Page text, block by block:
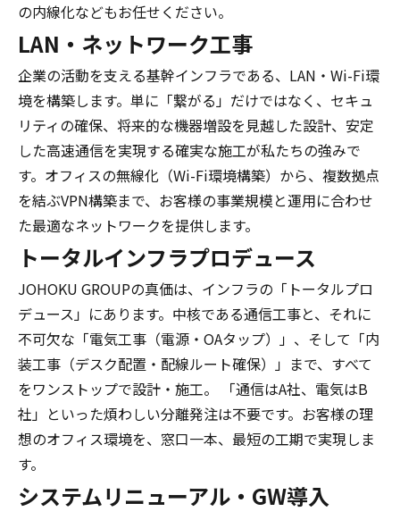
の内線化などもお任せください。
LAN・ネットワーク工事
企業の活動を支える基幹インフラである、LAN・Wi-Fi環
境を構築します。単に「繋がる」だけではなく、セキュ
リティの確保、将来的な機器増設を見越した設計、安定
した高速通信を実現する確実な施工が私たちの強みで
す。オフィスの無線化（Wi-Fi環境構築）から、複数拠点
を結ぶVPN構築まで、お客様の事業規模と運用に合わせ
た最適なネットワークを提供します。
トータルインフラプロデュース
JOHOKU GROUPの真価は、インフラの「トータルプロ
デュース」にあります。中核である通信工事と、それに
不可欠な「電気工事（電源・OAタップ）」、そして「内
装工事（デスク配置・配線ルート確保）」まで、すべて
をワンストップで設計・施工。 「通信はA社、電気はB
社」といった煩わしい分離発注は不要です。お客様の理
想のオフィス環境を、窓口一本、最短の工期で実現しま
す。
システムリニューアル・GW導入